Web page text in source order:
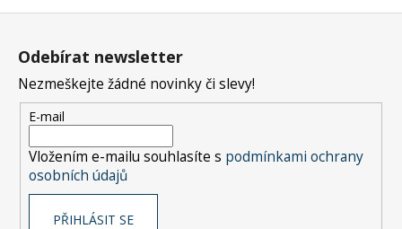
r
č
u
j
m
Z
Odebírat newsletter
Nezmeškejte žádné novinky či slevy!
E-mail
Vložením e-mailu souhlasíte s podmínkami ochrany
osobních údajů
PŘIHLÁSIT SE